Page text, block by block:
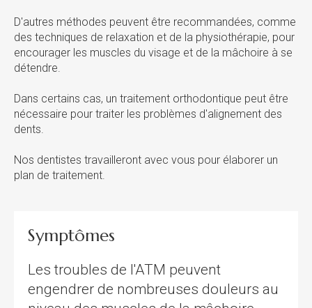
D'autres méthodes peuvent être recommandées, comme
des techniques de relaxation et de la physiothérapie, pour
encourager les muscles du visage et de la mâchoire à se
détendre.
Dans certains cas, un traitement orthodontique peut être
nécessaire pour traiter les problèmes d'alignement des
dents.
Nos dentistes travailleront avec vous pour élaborer un
plan de traitement.
Symptômes
Les troubles de l'ATM peuvent
engendrer de nombreuses douleurs au